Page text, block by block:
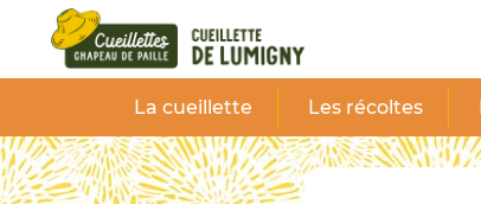
La cueillette Les récoltes
Panneau de gestion des cookies